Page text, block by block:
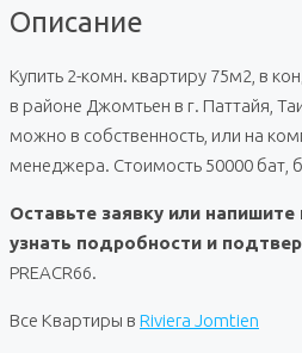
Описание
Купить 2-комн. квартиру 75м2, в
в районе Джомтьен в г. Паттайя,
можно в собственность, или на
менеджера. Стоимость 50000 бат,
Оставьте заявку или
узнать подробности и
PREACR66.
Все Квартиры в Riviera Jomtien